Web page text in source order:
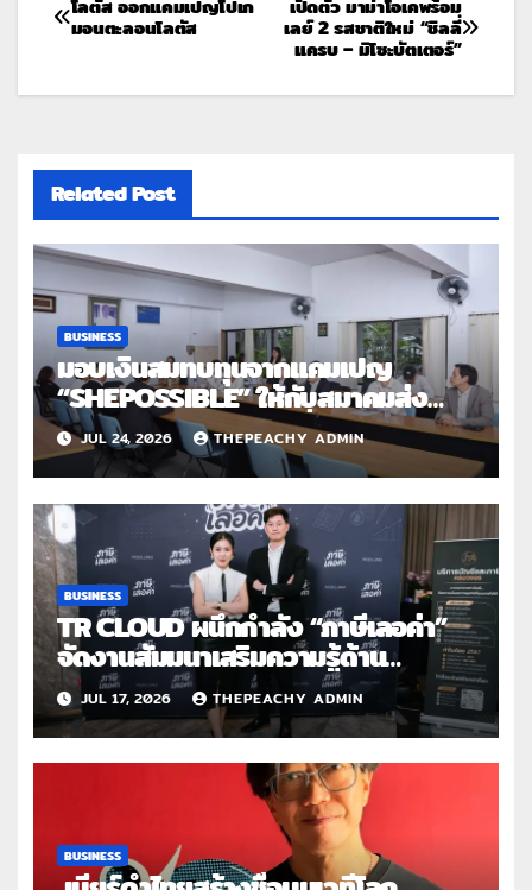
เปิดตัว มาม่าโอเคพร้อม
เลย์ 2 รสชาติใหม่ “ชิลลี่
แครบ – มิโซะบัตเตอร์”
โลตัส ออกแคมเปญโปเก
มอนตะลอนโลตัส
Related Post
BUSINESS
มอบเงินสมทบทุนจากแคมเปญ
“SHEPOSSIBLE” ให้กับสมาคมส่ง
เสริมสถานภาพสตรีฯ เนื่องในวันสตรี
สากล 2569
JUL 24, 2026 THEPEACHY ADMIN
BUSINESS
TR CLOUD ผนึกกำลัง “ภาษีเลอค่า”
จัดงานสัมมนาเสริมความรู้ด้าน
บัญชี และภาษีสำหรับครีเอเตอร์ไทยใน
ยุคดิจิทัล
JUL 17, 2026 THEPEACHY ADMIN
BUSINESS